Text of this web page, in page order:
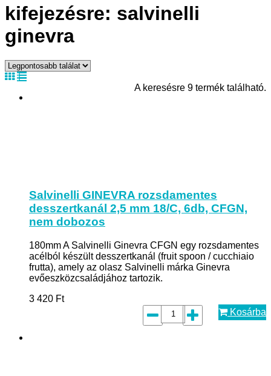
kifejezésre: salvinelli
ginevra
A keresésre 9 termék található.
Salvinelli GINEVRA rozsdamentes
desszertkanál 2,5 mm 18/C, 6db, CFGN,
nem dobozos
180mm A Salvinelli Ginevra CFGN egy rozsdamentes
acélból készült desszertkanál (fruit spoon / cucchiaio
frutta), amely az olasz Salvinelli márka Ginevra
evőeszközcsaládjához tartozik.
3 420 Ft
Kosárba